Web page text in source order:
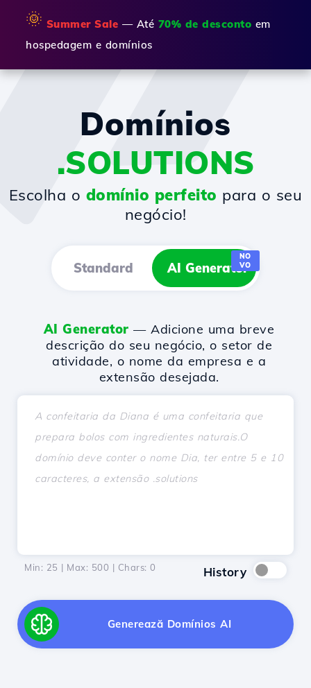
🌞 Summer Sale — Até 70% de desconto em
hospedagem e domínios
Domínios
.SOLUTIONS
Escolha o domínio perfeito para o seu
negócio!
Standard AI Generator
NO
VO
AI Generator — Adicione uma breve
descrição do seu negócio, o setor de
atividade, o nome da empresa e a
extensão desejada.
Min: 25 | Max: 500 | Chars: 0 History
Generează Domínios AI